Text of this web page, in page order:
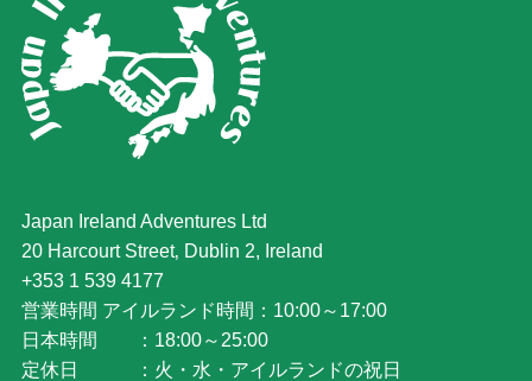
Japan Ireland Adventures Ltd
20 Harcourt Street‚ Dublin 2, Ireland
+353 1 539 4177
営業時間 アイルランド時間：10:00～17:00
日本時間 ：18:00～25:00
定休日 ：火・水・アイルランドの祝日